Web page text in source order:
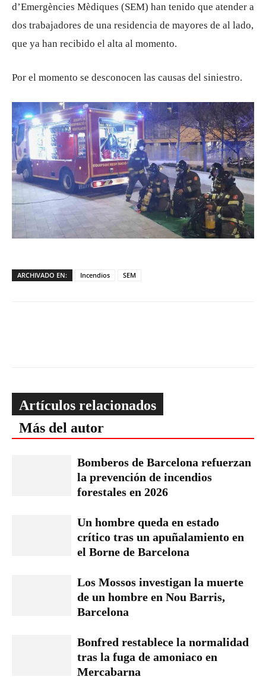
d’Emergències Mèdiques (SEM) han tenido que atender a
dos trabajadores de una residencia de mayores de al lado,
que ya han recibido el alta al momento.
Por el momento se desconocen las causas del siniestro.
ARCHIVADO EN: Incendios SEM
Artículos relacionados
Más del autor
Bomberos de Barcelona refuerzan
la prevención de incendios
forestales en 2026
Un hombre queda en estado
crítico tras un apuñalamiento en
el Borne de Barcelona
Los Mossos investigan la muerte
de un hombre en Nou Barris,
Barcelona
Bonfred restablece la normalidad
tras la fuga de amoniaco en
Mercabarna